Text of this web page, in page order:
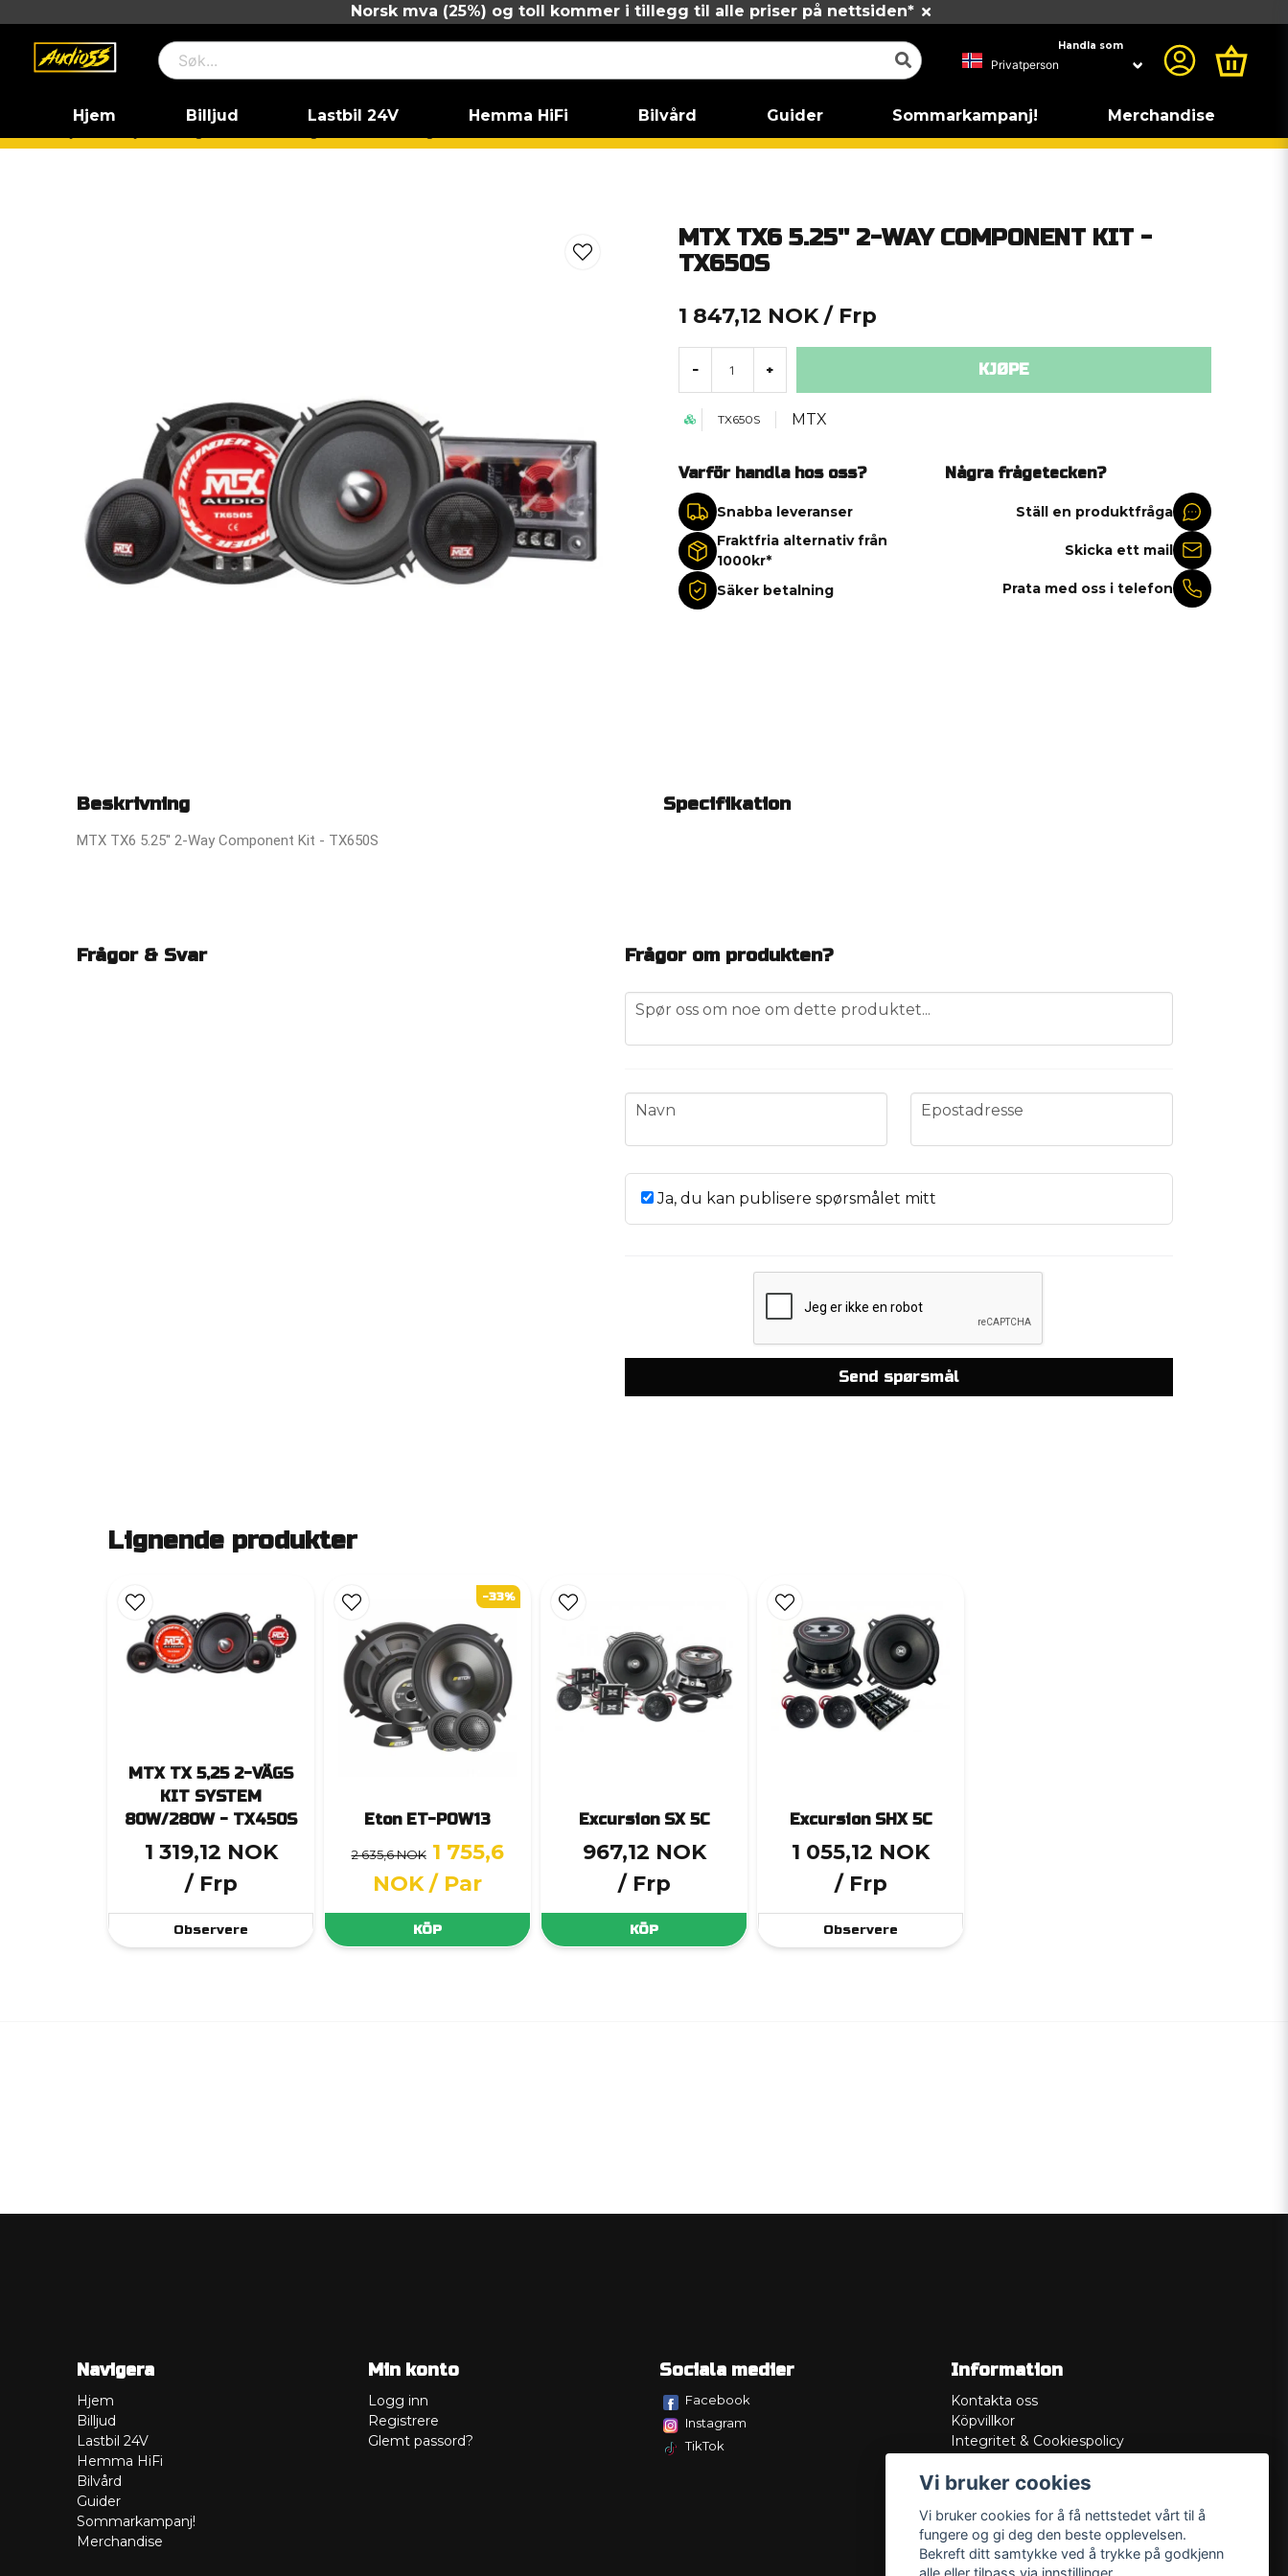
Norsk mva (25%) og toll kommer i tillegg til alle priser på nettsiden*
Handla som
Hjem Billjud Lastbil 24V Hemma HiFi Bilvård Guider Sommarkampanj! Merchandise
MTX TX6 5.25'' 2-WAY COMPONENT KIT -
TX650S
1 847,12 NOK / Frp
- + KJØPE
TX650S MTX
Varför handla hos oss?
Snabba leveranser
Fraktfria alternativ från
1000kr*
Säker betalning
Några frågetecken?
Ställ en produktfråga
Skicka ett mail
Prata med oss i telefon
Beskrivning
MTX TX6 5.25'' 2-Way Component Kit - TX650S
Specifikation
Frågor & Svar Frågor om produkten?
question
Spør oss om noe om dette produktet...
name
Navn email
Epostadresse
Ja, du kan publisere spørsmålet mitt
Send spørsmål
Lignende produkter
MTX TX 5,25 2-VÄGS
KIT SYSTEM
80W/280W - TX450S
1 319,12 NOK
/ Frp
Observere
Eton ET-POW13
2 635,6 NOK 1 755,6
NOK / Par
KÖP
-33%
Excursion SX 5C
967,12 NOK
/ Frp
KÖP
Excursion SHX 5C
1 055,12 NOK
/ Frp
Observere
Navigera
Hjem
Billjud
Lastbil 24V
Hemma HiFi
Bilvård
Guider
Sommarkampanj!
Merchandise
Min konto
Logg inn
Registrere
Glemt passord?
Sociala medier
Facebook
Instagram
TikTok
Information
Kontakta oss
Köpvillkor
Integritet & Cookiespolicy
Service/Garanti
Lådritning
Om oss
Vi bruker cookies
Vi bruker cookies for å få nettstedet vårt til å
fungere og gi deg den beste opplevelsen.
Bekreft ditt samtykke ved å trykke på godkjenn